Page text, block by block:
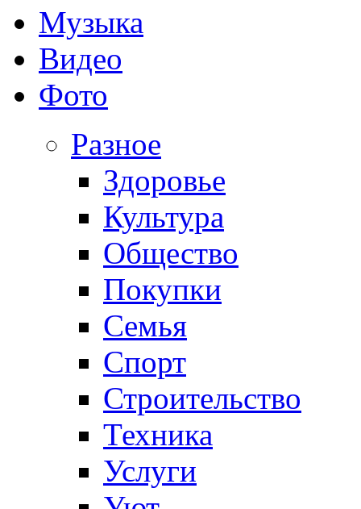
Музыка
Видео
Фото
Разное
Здоровье
Культура
Общество
Покупки
Семья
Спорт
Строительство
Техника
Услуги